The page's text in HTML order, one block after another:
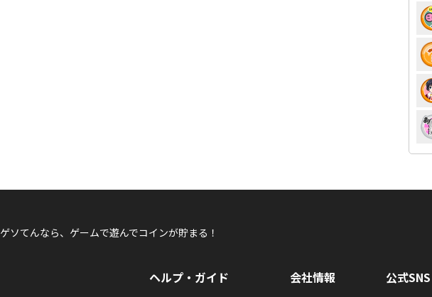
ゲソてんなら、ゲームで遊んでコインが貯まる！
ヘルプ・ガイド 会社情報 公式SNS